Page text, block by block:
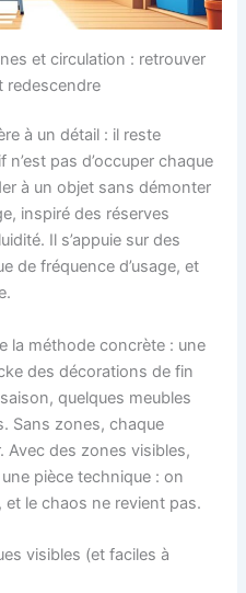
et circulation : retrouver
redescendre
à un détail : il reste
n’est pas d’occuper chaque
à un objet sans démonter
inspiré des réserves
Il s’appuie sur des
de fréquence d’usage, et
la méthode concrète : une
des décorations de fin
quelques meubles
Sans zones, chaque
Avec des zones visibles,
pièce technique : on
le chaos ne revient pas.
visibles (et faciles à